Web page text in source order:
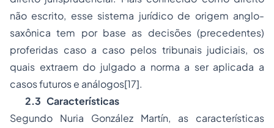
não escrito, esse sistema jurídico de origem anglo-
saxônica tem por base as decisões (precedentes)
proferidas caso a caso pelos tribunais judiciais, os
quais extraem do julgado a norma a ser aplicada a
casos futuros e análogos[17].
2.3 Características
Segundo Nuria González Martín, as características